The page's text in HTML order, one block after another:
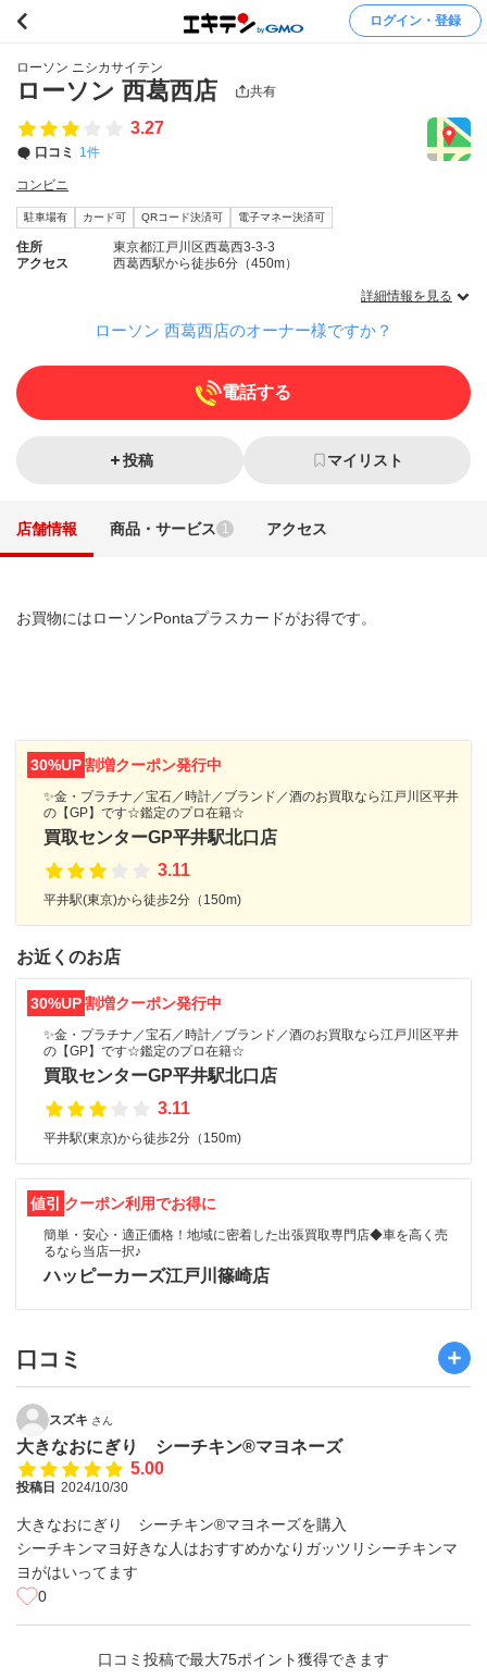
ログイン・登録
ローソン ニシカサイテン
ローソン 西葛西店 共有
3.27
口コミ 1件
コンビニ
駐車場有 カード可 QRコード決済可 電子マネー決済可
住所
東京都江戸川区西葛西3-3-3
アクセス
西葛西駅から徒歩6分（450m）
詳細情報を見る
ローソン 西葛西店のオーナー様ですか？
電話する
投稿 マイリスト
店舗情報 商品・サービス 1 アクセス
お買物にはローソンPontaプラスカードがお得です。
30%UP割増クーポン発行中
✨金・プラチナ／宝石／時計／ブランド／酒のお買取なら江戸川区平井
の【GP】です☆鑑定のプロ在籍☆
買取センターGP平井駅北口店
3.11
平井駅(東京)から徒歩2分（150m)
お近くのお店
30%UP割増クーポン発行中
✨金・プラチナ／宝石／時計／ブランド／酒のお買取なら江戸川区平井
の【GP】です☆鑑定のプロ在籍☆
買取センターGP平井駅北口店
3.11
平井駅(東京)から徒歩2分（150m)
値引 クーポン利用でお得に
簡単・安心・適正価格！地域に密着した出張買取専門店◆車を高く売
るなら当店一択♪
ハッピーカーズ江戸川篠崎店
口コミ
スズキ さん
大きなおにぎり シーチキン®マヨネーズ
5.00
投稿日 2024/10/30
大きなおにぎり シーチキン®マヨネーズを購入
シーチキンマヨ好きな人はおすすめかなりガッツリシーチキンマ
ヨがはいってます
0
口コミ投稿で最大75ポイント獲得できます